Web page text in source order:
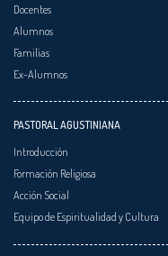
Docentes
Alumnos
Familias
Ex-Alumnos
PASTORAL AGUSTINIANA
Introducción
Formación Religiosa
Acción Social
Equipo de Espiritualidad y Cultura